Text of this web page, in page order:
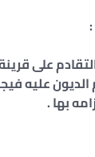
على
الديون عليه
بها .